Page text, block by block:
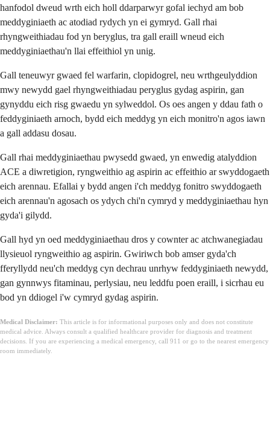
hanfodol dweud wrth eich holl ddarparwyr gofal iechyd am bob
meddyginiaeth ac atodiad rydych yn ei gymryd. Gall rhai
rhyngweithiadau fod yn beryglus, tra gall eraill wneud eich
meddyginiaethau'n llai effeithiol yn unig.
Gall teneuwyr gwaed fel warfarin, clopidogrel, neu wrthgeulyddion
mwy newydd gael rhyngweithiadau peryglus gydag aspirin, gan
gynyddu eich risg gwaedu yn sylweddol. Os oes angen y ddau fath o
feddyginiaeth arnoch, bydd eich meddyg yn eich monitro'n agos iawn
a gall addasu dosau.
Gall rhai meddyginiaethau pwysedd gwaed, yn enwedig atalyddion
ACE a diwretigion, ryngweithio ag aspirin ac effeithio ar swyddogaeth
eich arennau. Efallai y bydd angen i'ch meddyg fonitro swyddogaeth
eich arennau'n agosach os ydych chi'n cymryd y meddyginiaethau hyn
gyda'i gilydd.
Gall hyd yn oed meddyginiaethau dros y cownter ac atchwanegiadau
llysieuol ryngweithio ag aspirin. Gwiriwch bob amser gyda'ch
fferyllydd neu'ch meddyg cyn dechrau unrhyw feddyginiaeth newydd,
gan gynnwys fitaminau, perlysiau, neu leddfu poen eraill, i sicrhau eu
bod yn ddiogel i'w cymryd gydag aspirin.
Medical Disclaimer: This article is for informational purposes only and does not constitute
medical advice. Always consult a qualified healthcare provider for diagnosis and treatment
decisions. If you are experiencing a medical emergency, call 911 or go to the nearest emergency
room immediately.